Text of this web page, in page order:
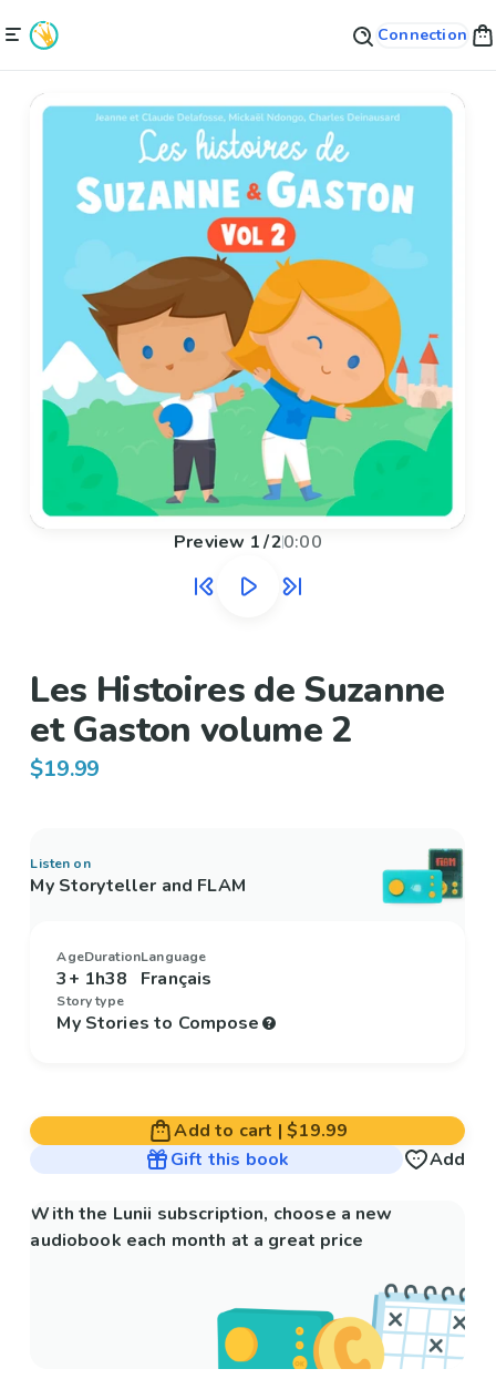
Connection
Preview 1/20:00
Les Histoires de Suzanne
et Gaston volume 2
$19.99
Listen on
My Storyteller and FLAM
Age
3+
Duration
1h38
Language
Français
Story type
My Stories to Compose
Add to cart |$19.99
Gift this book
Add
With the Lunii subscription, choose a new
audiobook each month at a great price